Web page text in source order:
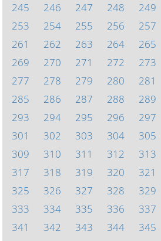
245
246 247 248 249
253
254 255 256 257
261
262 263 264 265
269
270 271 272 273
277
278 279 280 281
285
286 287 288 289
293
294 295 296 297
301
302 303 304 305
309
310 311 312 313
317
318 319 320 321
325
326 327 328 329
333
334 335 336 337
341
342 343 344 345